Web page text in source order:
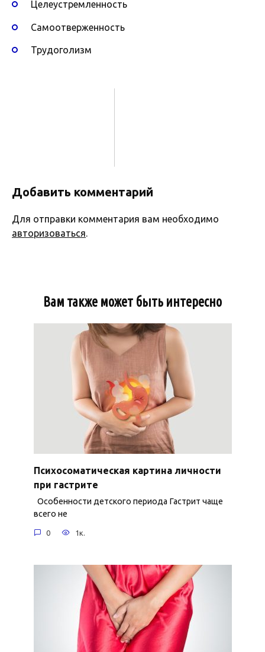
Целеустремленность
Самоотверженность
Трудоголизм
Добавить комментарий
Для отправки комментария вам необходимо
авторизоваться.
Вам также может быть интересно
Психосоматическая картина личности
при гастрите
Особенности детского периода Гастрит чаще
всего не
0 1к.